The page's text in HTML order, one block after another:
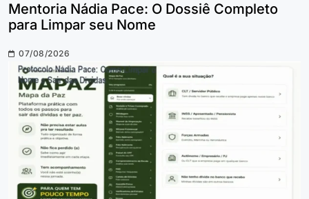
Mentoria Nádia Pace: O Dossiê Completo
para Limpar seu Nome
07/08/2026